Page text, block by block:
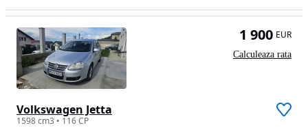
Volkswagen Jetta
1598 cm3 • 116 CP
1 900 EUR
Calculeaza rata